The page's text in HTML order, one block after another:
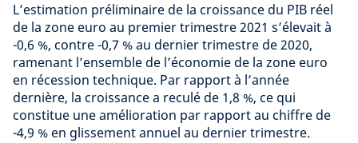
L’estimation préliminaire de la croissance du PIB réel
de la zone euro au premier trimestre 2021 s’élevait à
-0,6 %, contre -0,7 % au dernier trimestre de 2020,
ramenant l’ensemble de l’économie de la zone euro
en récession technique. Par rapport à l’année
dernière, la croissance a reculé de 1,8 %, ce qui
constitue une amélioration par rapport au chiffre de
-4,9 % en glissement annuel au dernier trimestre.